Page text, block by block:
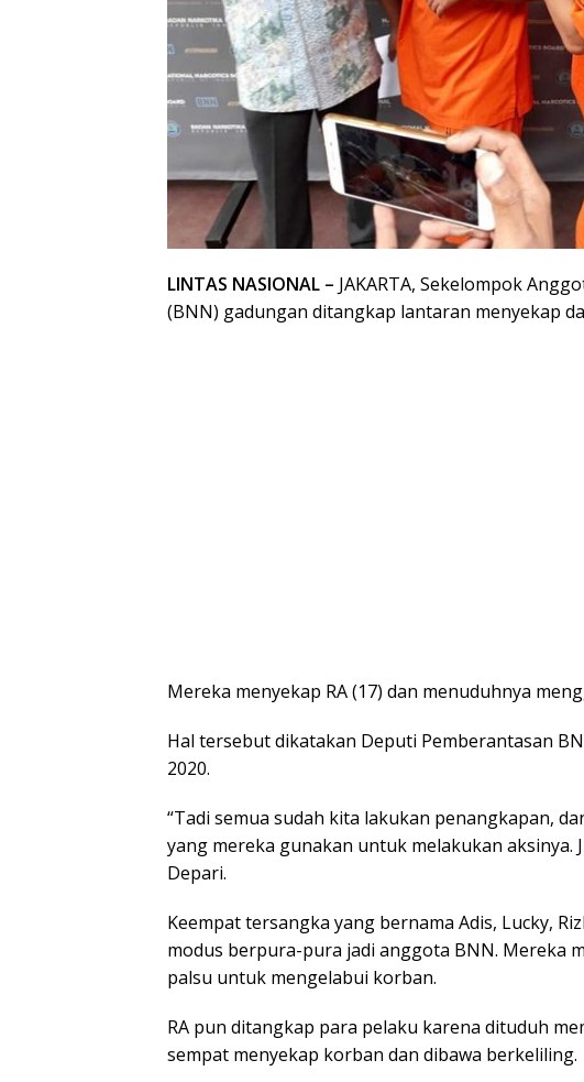
LINTAS NASIONAL – JAKARTA, Sekelompok
(BNN) gadungan ditangkap lantaran menyekap
Mereka menyekap RA (17) dan menuduhnya
Hal tersebut dikatakan Deputi Pemberantasan
2020.
“Tadi semua sudah kita lakukan penangkapan,
yang mereka gunakan untuk melakukan aksinya.
Depari.
Keempat tersangka yang bernama Adis, Lucky,
modus berpura-pura jadi anggota BNN. Mereka
palsu untuk mengelabui korban.
RA pun ditangkap para pelaku karena dituduh
sempat menyekap korban dan dibawa berkeliling.